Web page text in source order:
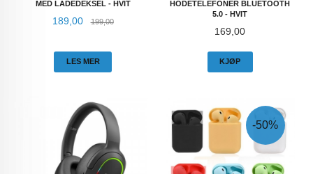
MED LADEDEKSEL - HVIT
Tilbud
189,00 199,00Rabatt
LES MER
HODETELEFONER BLUETOOTH
5.0 - HVIT
Pris
169,00
KJØP
-50%